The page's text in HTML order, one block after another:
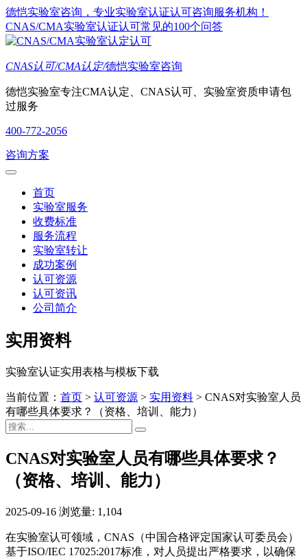
德恺实验室咨询，专业实验室认证认可咨询服务机构！
CNAS/CMA实验室认证认可常见的100个问答
CNAS认可/CMA认定/德恺实验室咨询
德恺实验室专注CMA认定、CNAS认可、实验室资质申请包
过服务
400-772-2056
咨询方案
首页
实验室服务
收费标准
服务流程
实验室转让
成功案例
认可资源
认可资讯
公司简介
实用资料
实验室认证实用表格与模板下载
当前位置： 首页 > 认可资源 > 实用资料 > CNAS对实验室人员
有哪些具体要求？（资格、培训、能力）
CNAS对实验室人员有哪些具体要求？
（资格、培训、能力）
2025-09-16 浏览量: 1,104
在实验室认可领域，CNAS（中国合格评定国家认可委员会）
基于ISO/IEC 17025:2017标准，对人员提出严格要求，以确保